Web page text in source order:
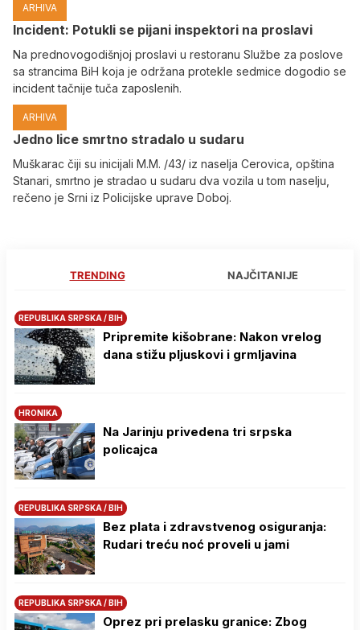
ARHIVA
Incident: Potukli se pijani inspektori na proslavi
Na prednovogodišnjoj proslavi u restoranu Službe za poslove
sa strancima BiH koja je održana protekle sedmice dogodio se
incident tačnije tuča zaposlenih.
ARHIVA
Јedno lice smrtno stradalo u sudaru
Muškarac čiji su inicijali M.M. /43/ iz naselja Cerovica, opština
Stanari, smrtno je stradao u sudaru dva vozila u tom naselju,
rečeno je Srni iz Policijske uprave Doboj.
TRENDING NAJČITANIJE
REPUBLIKA SRPSKA / BIH
Pripremite kišobrane: Nakon vrelog
dana stižu pljuskovi i grmljavina
HRONIKA
Na Јarinju privedena tri srpska
policajca
REPUBLIKA SRPSKA / BIH
Bez plata i zdravstvenog osiguranja:
Rudari treću noć proveli u jami
REPUBLIKA SRPSKA / BIH
Oprez pri prelasku granice: Zbog